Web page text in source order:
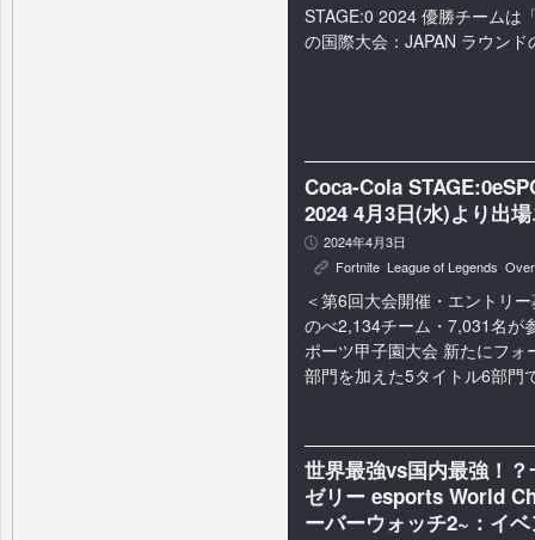
STAGE:0 2024 優勝チームは
の国際大会：JAPAN ラウン
Coca-Cola
2024 4月3日(水)より出
P 2024年4月3日
K Fortnite League of Legends
＜第6回大会開催・エントリ
のべ2,134チーム・7,031名が
ポーツ甲子園大会 新たにフ
部門を加えた5タイトル6部門
世界最強vs国内最強！
ゼリー esports World
ーバーウォッチ2~：イ